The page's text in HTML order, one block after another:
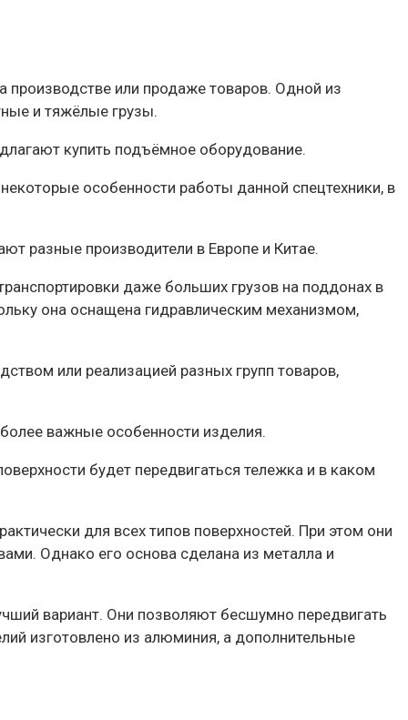
или продаже товаров. Одной из
и тяжёлые грузы.
купить подъёмное оборудование.
особенности работы данной спецтехники, в
разные производители в Европе и Китае.
даже больших грузов на поддонах в
она оснащена гидравлическим механизмом,
или реализацией разных групп товаров,
важные особенности изделия.
будет передвигаться тележка и в каком
для всех типов поверхностей. При этом они
Однако его основа сделана из металла и
вариант. Они позволяют бесшумно передвигать
изготовлено из алюминия, а дополнительные